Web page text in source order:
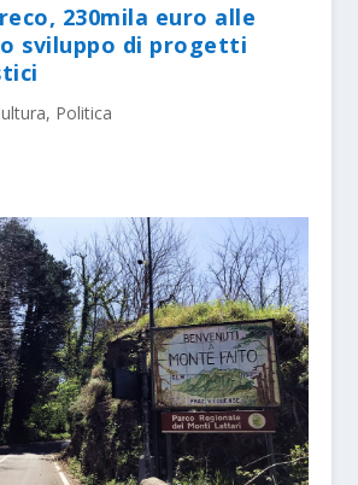
230mila euro alle
sviluppo di progetti
, Politica